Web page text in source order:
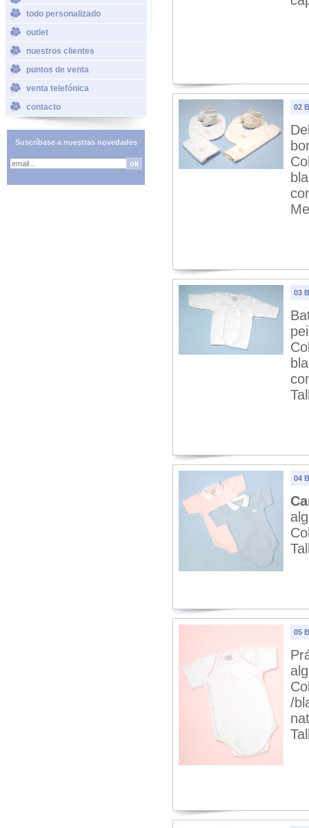
todo personalizado
outlet
nuestros clientes
puntos de venta
venta telefónica
contacto
Suscríbase a nuestras novedades
02
03
04
05
/